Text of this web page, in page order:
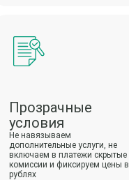
Прозрачные
условия
Не навязываем
дополнительные услуги, не
включаем в платежи скрытые
комиссии и фиксируем цены в
рублях